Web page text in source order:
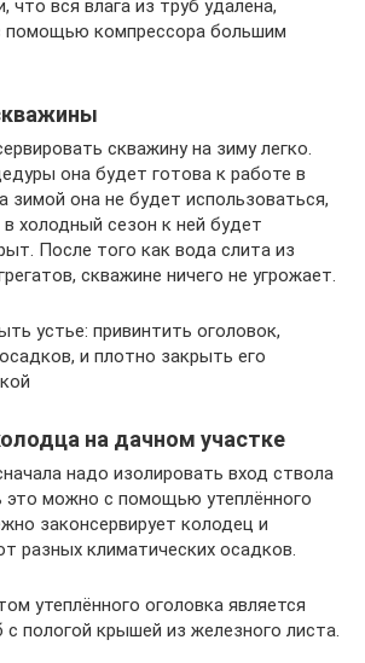
что вся влага из труб удалена,
помощью компрессора большим
скважину на зиму легко.
она будет готова к работе в
зимой она не будет использоваться,
холодный сезон к ней будет
После того как вода слита из
скважине ничего не угрожает.
устье: привинтить оголовок,
и плотно закрыть его
на дачном участке
надо изолировать вход ствола
это можно с помощью утеплённого
законсервирует колодец и
разных климатических осадков.
утеплённого оголовка является
пологой крышей из железного листа.